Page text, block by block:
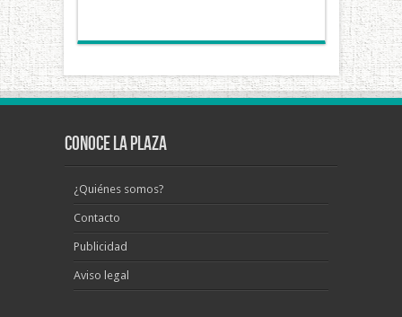
Conoce La Plaza
¿Quiénes somos?
Contacto
Publicidad
Aviso legal